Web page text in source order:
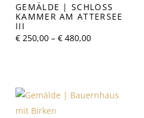
GEMÄLDE | SCHLOSS
KAMMER AM ATTERSEE
III
€ 250,00 –€ 480,00Preisspanne: